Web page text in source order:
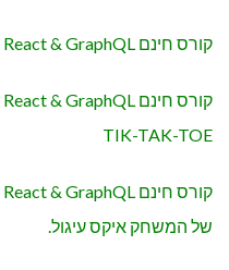
קורס חינם React & GraphQL – שיעור ראשון – אתחול צד לקוח
TIK-TAK-TOE
של המשחק איקס עיגול.